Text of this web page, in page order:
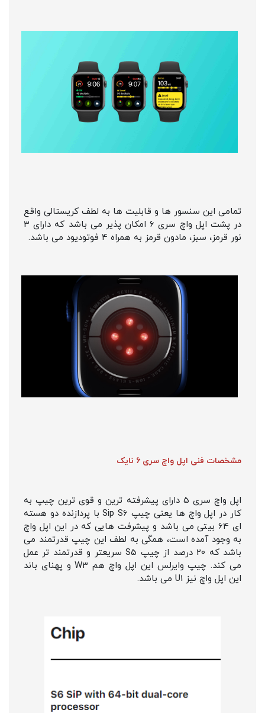
تمامی این سنسور ها و قابلیت ها به لطف کریستالی واقع
در پشت اپل واچ سری 6 امکان پذیر می باشد که دارای 3
نور قرمز، سبز، مادون قرمز به همراه 4 فوتودیود می باشد.
مشخصات فنی اپل واچ سری 6 نایک
اپل واچ سری 5 دارای پیشرفته ترین و قوی ترین چیپ به
کار در اپل واچ ها یعنی چیپ Sip S6 با پردازنده دو هسته
ای 64 بیتی می باشد و پیشرفت هایی که در این اپل واچ
به وجود آمده است، همگی به لطف این چیپ قدرتمند می
باشد که 20 درصد از چیپ S5 سریعتر و قدرتمند تر عمل
می کند. چیپ وایرلس این اپل واچ هم W3 و پهنای باند
این اپل واچ نیز U1 می باشد.